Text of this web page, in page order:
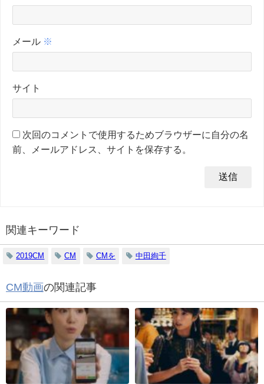
メール ※
サイト
次回のコメントで使用するためブラウザーに自分の名
前、メールアドレス、サイトを保存する。
関連キーワード
2019CM CM CMを 中田絢千
CM動画の関連記事